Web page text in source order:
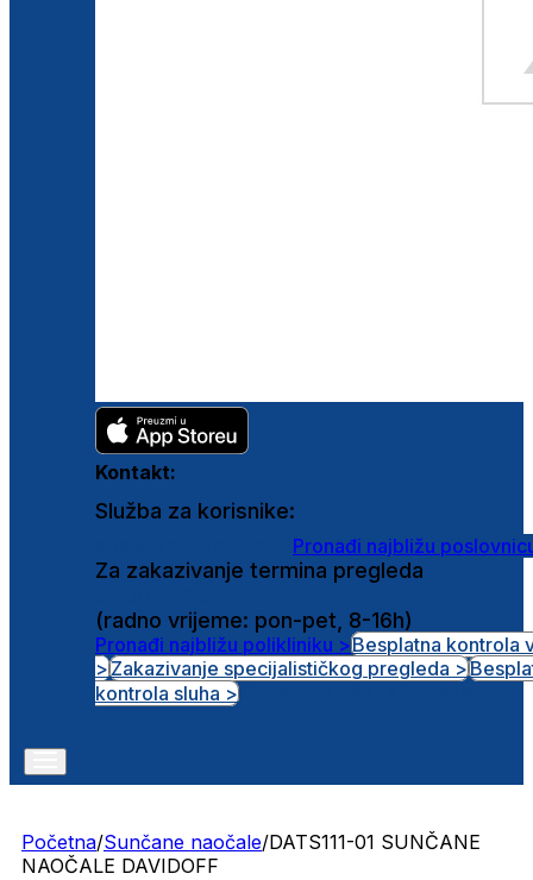
Kontakt:
Služba za korisnike:
Pronađi najbližu
Za zakazivanje termina pregleda
(radno vrijeme: pon-pet, 8-16h)
Pronađi najbližu polikliniku >Besplatna kontrola
>Zakazivanje specijalističkog pregleda >
kontrola sluha >
Početna/Sunčane naočale/DATS111-01 SUNČANE
NAOČALE DAVIDOFF